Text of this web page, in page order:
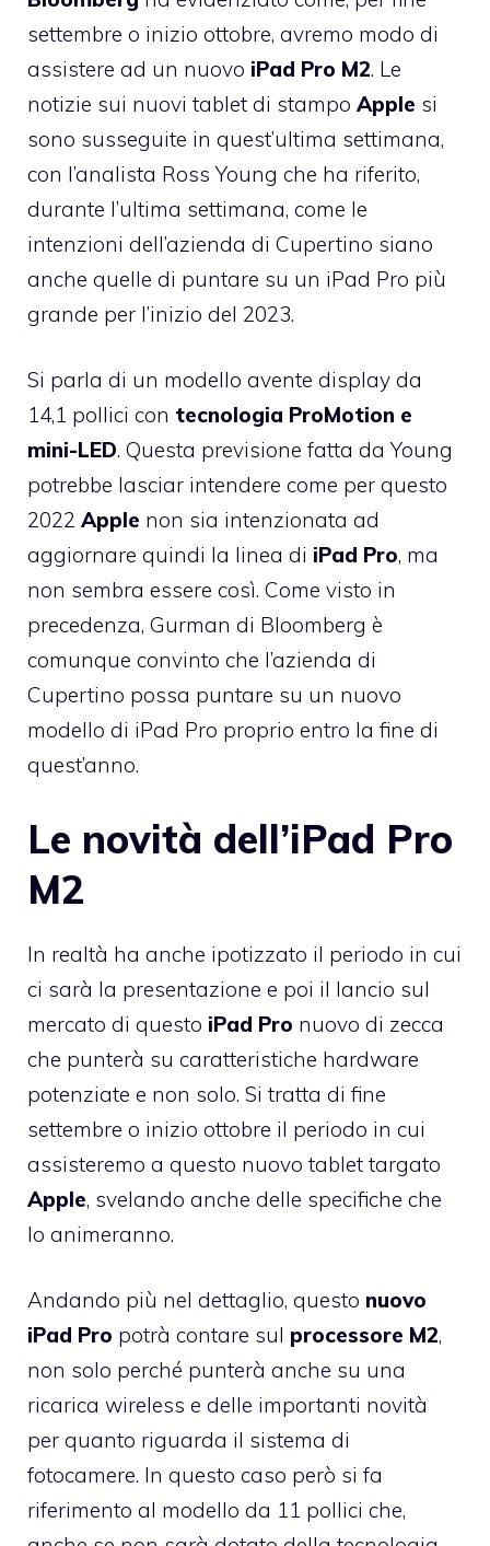
settembre o inizio ottobre, avremo modo di
assistere ad un nuovo iPad Pro M2. Le
notizie sui nuovi tablet di stampo Apple si
sono susseguite in quest’ultima settimana,
con l’analista Ross Young che ha riferito,
durante l’ultima settimana, come le
intenzioni dell’azienda di Cupertino siano
anche quelle di puntare su un iPad Pro più
grande per l’inizio del 2023.
Si parla di un modello avente display da
14,1 pollici con tecnologia ProMotion e
mini-LED. Questa previsione fatta da Young
potrebbe lasciar intendere come per questo
2022 Apple non sia intenzionata ad
aggiornare quindi la linea di iPad Pro, ma
non sembra essere così. Come visto in
precedenza, Gurman di Bloomberg è
comunque convinto che l’azienda di
Cupertino possa puntare su un nuovo
modello di iPad Pro proprio entro la fine di
quest’anno.
Le novità dell’iPad Pro
M2
In realtà ha anche ipotizzato il periodo in cui
ci sarà la presentazione e poi il lancio sul
mercato di questo iPad Pro nuovo di zecca
che punterà su caratteristiche hardware
potenziate e non solo. Si tratta di fine
settembre o inizio ottobre il periodo in cui
assisteremo a questo nuovo tablet targato
Apple, svelando anche delle specifiche che
lo animeranno.
Andando più nel dettaglio, questo nuovo
iPad Pro potrà contare sul processore M2,
non solo perché punterà anche su una
ricarica wireless e delle importanti novità
per quanto riguarda il sistema di
fotocamere. In questo caso però si fa
riferimento al modello da 11 pollici che,